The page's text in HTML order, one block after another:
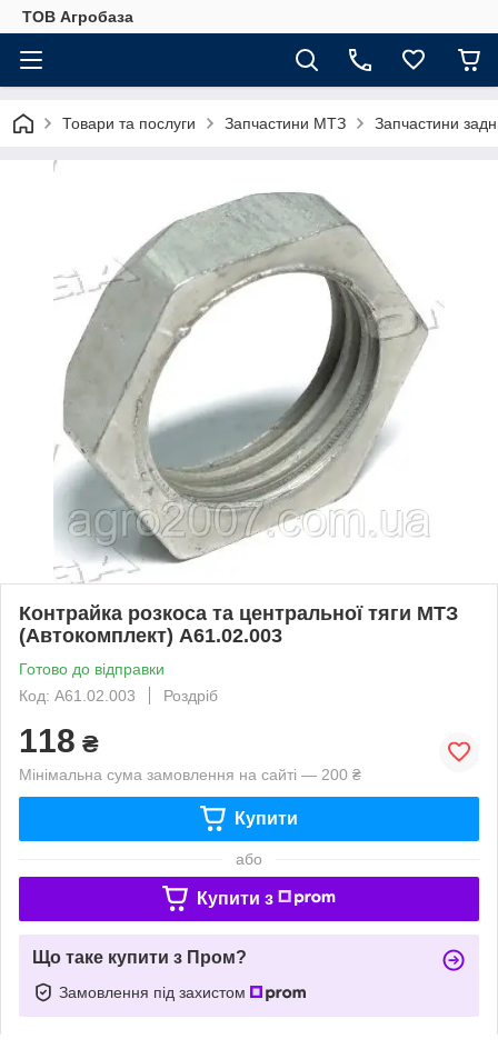
ТОВ Агробаза
Товари та послуги Запчастини МТЗ Запчастини
Контрайка розкоса та центральної тяги МТЗ
(Автокомплект) А61.02.003
Готово до відправки
Код: А61.02.003
Роздріб
118 ₴
Мінімальна сума замовлення на сайті — 200 ₴
Купити
або
Купити з
Що таке купити з Пром?
Замовлення під захистом